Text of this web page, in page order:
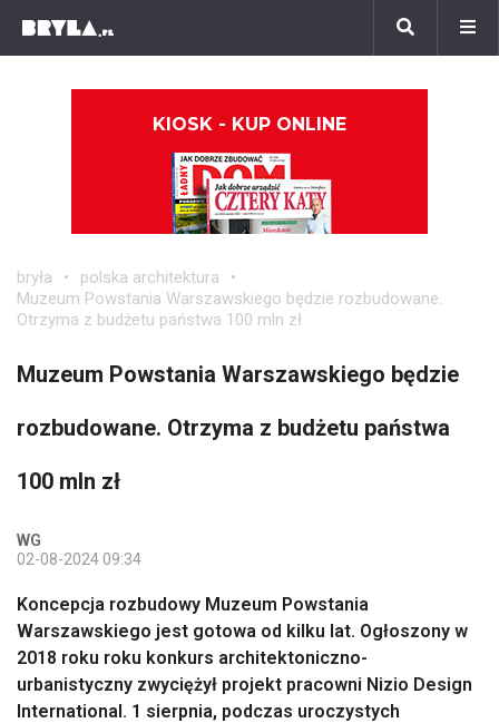
KIOSK - KUP ONLINE
bryła
polska architektura
Muzeum Powstania Warszawskiego będzie rozbudowane.
Otrzyma z budżetu państwa 100 mln zł
Muzeum Powstania Warszawskiego będzie
rozbudowane. Otrzyma z budżetu państwa
100 mln zł
WG
02-08-2024 09:34
Koncepcja rozbudowy Muzeum Powstania
Warszawskiego jest gotowa od kilku lat. Ogłoszony w
2018 roku roku konkurs architektoniczno-
urbanistyczny zwyciężył projekt pracowni Nizio Design
International. 1 sierpnia, podczas uroczystych